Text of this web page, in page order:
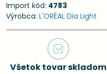
Import kód: 4783
Výrobca: L'ORÉAL Dia Light
Všetok tovar skladom